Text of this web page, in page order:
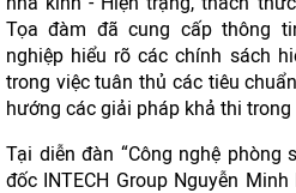
Tọa đàm đã cung cấp thông
nghiệp hiểu rõ các chính sách
trong việc tuân thủ các tiêu
hướng các giải pháp khả thi
Tại diễn đàn “Công nghệ phòng
đốc INTECH Group Nguyễn